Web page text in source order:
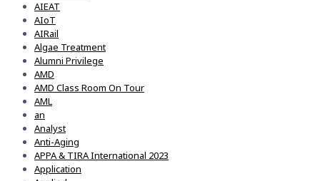
AIEAT
AIoT
AIRail
Algae Treatment
Alumni Privilege
AMD
AMD Class Room On Tour
AML
an
Analyst
Anti-Aging
APPA & TIRA International 2023
Application